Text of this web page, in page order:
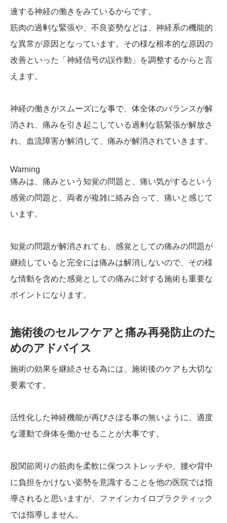
連する神経の働きをみているからです。
筋肉の過剰な緊張や、不良姿勢などは、神経系の機能的
な異常が原因となっています。その様な根本的な原因の
改善といった「神経信号の誤作動」を調整するからと言
えます。
神経の働きがスムーズにな事で、体全体のバランスが解
消され、痛みを引き起こしている過剰な筋緊張が解放さ
れ、血流障害が解消して、痛みが解消されていきます。
Warning
痛みは、痛みという知覚の問題と、痛い気がするという
感覚の問題と、両者が複雑に絡み合って、痛いと感じて
います。
知覚の問題が解消されても、感覚としての痛みの問題が
継続していると完全には痛みは解消しないので、その様
な情動を含めた感覚としての痛みに対する施術も重要な
ポイントになります。
施術後のセルフケアと痛み再発防止のた
めのアドバイス
施術の効果を継続させる為には、施術後のケアも大切な
要素です。
活性化した神経機能が再びさぼる事の無いように、適度
な運動で身体を働かせることが大事です。
股関節周りの筋肉を柔軟に保つストレッチや、腰や背中
に負担をかけない姿勢を意識することを他の医院では指
導されると思いますが、ファインカイロプラクティック
では指導しません。